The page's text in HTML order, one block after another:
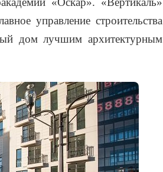
управление строительства
дом лучшим архитектурным